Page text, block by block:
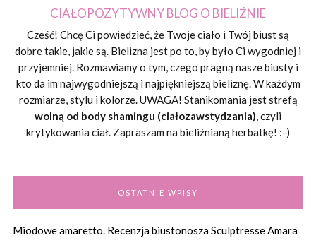
CIAŁOPOZYTYWNY BLOG O BIELIŹNIE
Cześć! Chcę Ci powiedzieć, że Twoje ciało i Twój biust są
dobre takie, jakie są. Bielizna jest po to, by było Ci wygodniej i
przyjemniej. Rozmawiamy o tym, czego pragną nasze biusty i
kto da im najwygodniejszą i najpiękniejszą bieliznę. W każdym
rozmiarze, stylu i kolorze. UWAGA! Stanikomania jest strefą
wolną od body shamingu (ciałozawstydzania), czyli
krytykowania ciał. Zapraszam na bieliźnianą herbatkę! :-)
OSTATNIE WPISY
Miodowe amaretto. Recenzja biustonosza Sculptresse Amara